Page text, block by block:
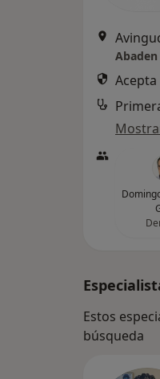
Acepta
Estos
búsqueda